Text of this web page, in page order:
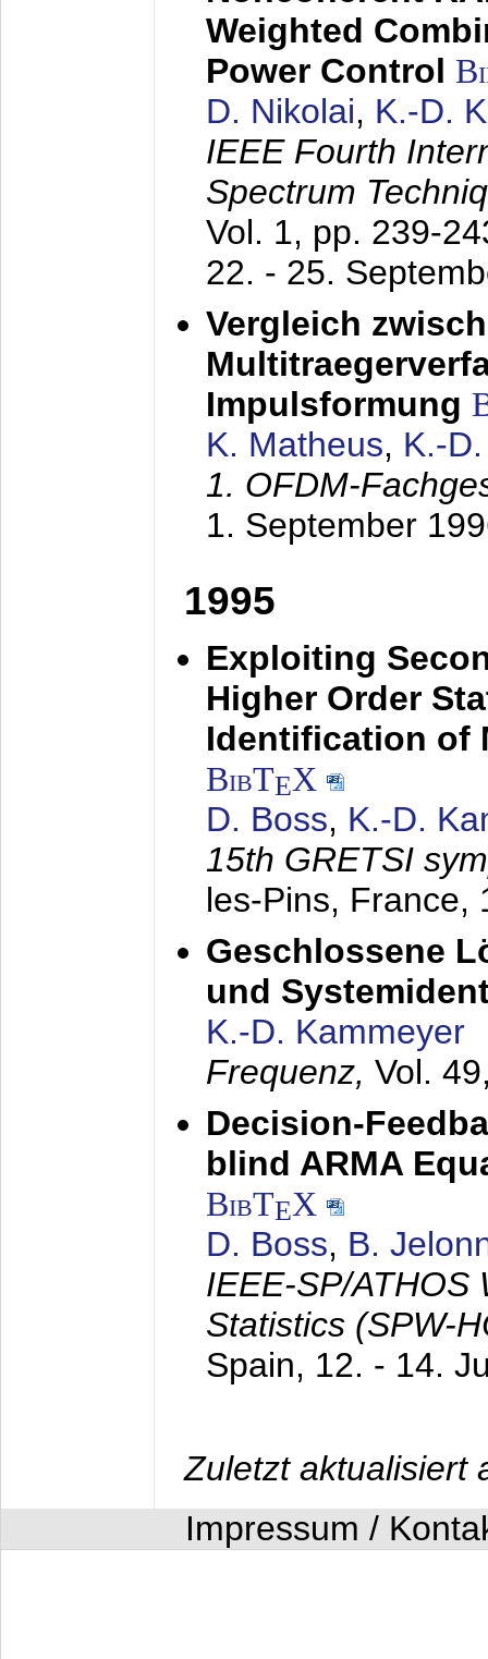
Weighted
Power Control
D. Nikolai, K.-D.
IEEE Fourth
Spectrum
Vol. 1, pp. 239-
22. - 25.
Vergleich
Impulsformung
K. Matheus, K.-
1. OFDM-
1. September
1995
Exploiting
Higher Order
Identification of
BibTEX
D. Boss, K.-D.
15th GRETSI
les-Pins, France,
Geschlossene
und
K.-D. Kammeyer
Frequenz, Vol.
Decision-
blind ARMA
BibTEX
D. Boss, B.
IEEE-SP/ATHOS
Statistics (SPW-
Spain, 12. - 14.
Zuletzt aktualisiert
Impressum /